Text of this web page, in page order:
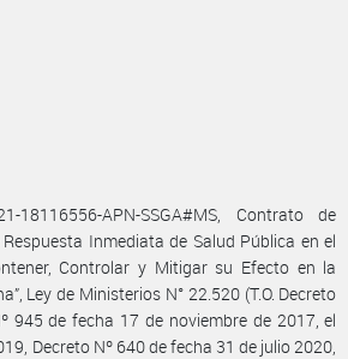
18116556-APN-SSGA#MS, Contrato de
Inmediata de Salud Pública en el
Controlar y Mitigar su Efecto en la
Ley de Ministerios N° 22.520 (T.O. Decreto
945 de fecha 17 de noviembre de 2017, el
Decreto Nº 640 de fecha 31 de julio 2020,